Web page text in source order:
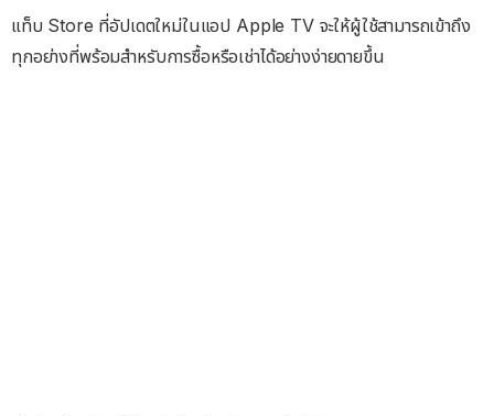
แท็บ Store ที่อัปเดตใหม่ในแอป Apple TV จะให้ผู้ใช้สามารถเข้าถึง
ทุกอย่างที่พร้อมสำหรับการซื้อหรือเช่าได้อย่างง่ายดายขึ้น